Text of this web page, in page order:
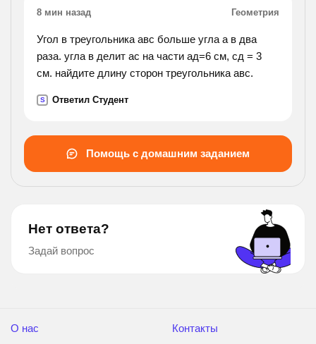
8 мин назад Геометрия
Угол в треугольника авс больше угла а в два
раза. угла в делит ас на части ад=6 см, сд = 3
см. найдите длину сторон треугольника авс.
S Ответил Студент
Помощь с домашним заданием
Нет ответа?
Задай вопрос
О нас Контакты